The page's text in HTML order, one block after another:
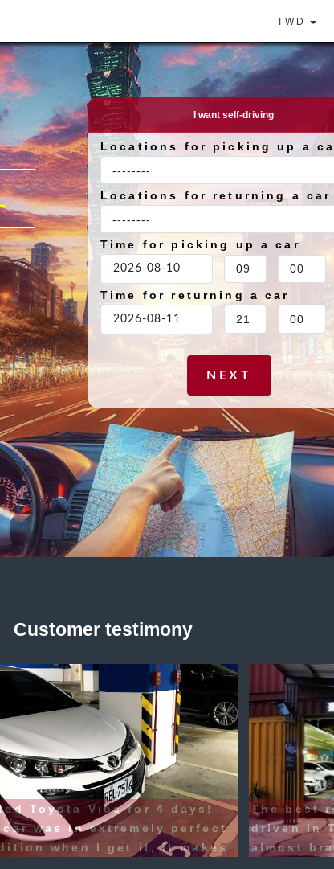
TWD
I want self-driving
Locations for picking up a
Locations for returning a car
Time for picking up a car
Time for returning a car
NEXT
Customer testimony
完車，現在在桃園機場準備回香港，
次非常愉快的一次租車經歷，所以要
價。車子很新，性能也很好，店員服
已不是第一
了這間公司
子也挺新的